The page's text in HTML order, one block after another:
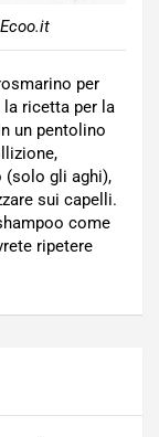
per
la ricetta per la
un pentolino
(solo gli aghi),
sui capelli.
come
ripetere